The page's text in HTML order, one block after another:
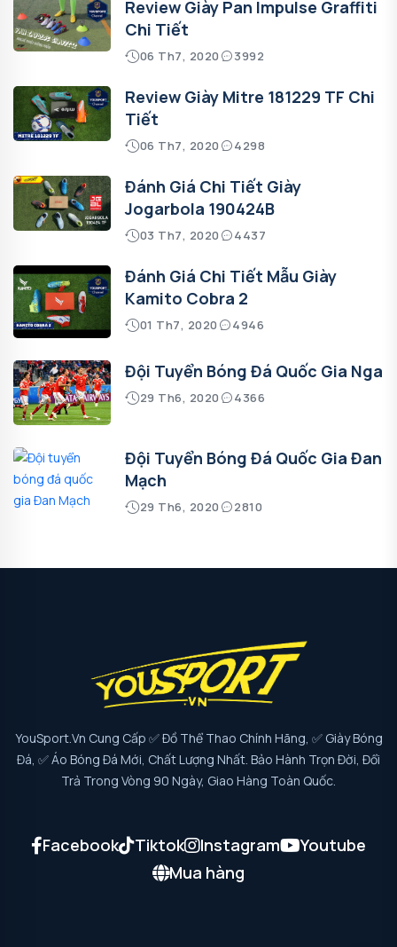
Review Giày Pan Impulse Graffiti
Chi Tiết
06 Th7, 2020 3992
Review Giày Mitre 181229 TF Chi
Tiết
06 Th7, 2020 4298
Đánh Giá Chi Tiết Giày
Jogarbola 190424B
03 Th7, 2020 4437
Đánh Giá Chi Tiết Mẫu Giày
Kamito Cobra 2
01 Th7, 2020 4946
Đội Tuyển Bóng Đá Quốc Gia Nga
29 Th6, 2020 4366
Đội Tuyển Bóng Đá Quốc Gia Đan
Mạch
29 Th6, 2020 2810
YouSport.vn Cung Cấp ✅ Đồ Thể Thao Chính Hãng, ✅ Giày Bóng
Đá, ✅ Áo Bóng Đá Mới, Chất Lượng Nhất. Bảo Hành Trọn Đời, Đổi
Trả Trong Vòng 90 Ngày, Giao Hàng Toàn Quốc.
Facebook Tiktok Instagram
Youtube
Mua hàng